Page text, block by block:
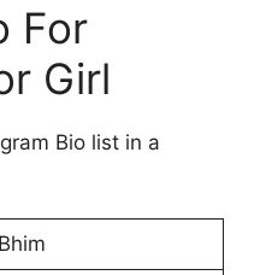
For
Girl
Bio list in a